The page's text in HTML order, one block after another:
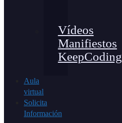
Vídeos
Manifiestos
KeepCoding
Aula
virtual
Solicita
Información